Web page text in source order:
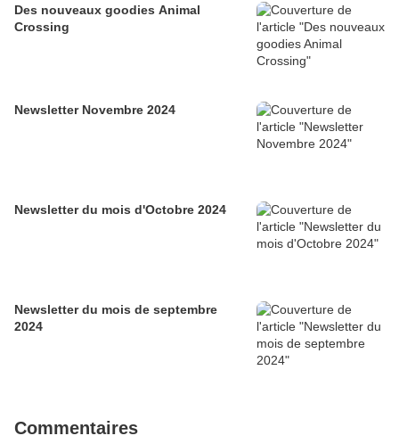
Des nouveaux goodies Animal
Crossing
Newsletter Novembre 2024
Newsletter du mois d'Octobre 2024
Newsletter du mois de septembre
2024
Commentaires